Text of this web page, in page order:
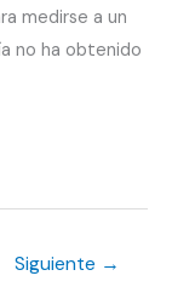
medirse a un
no ha obtenido
Siguiente →